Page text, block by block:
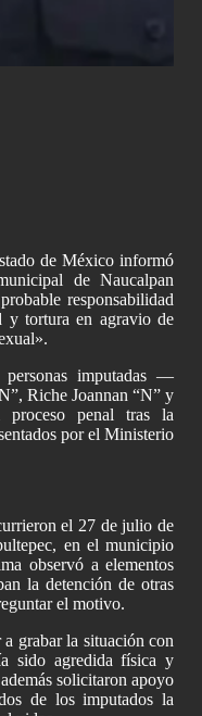
de México informó
de Naucalpan
responsabilidad
y tortura en agravio de
imputadas —
Riche Joannan “N” y
penal tras la
por el Ministerio
el 27 de julio de
en el municipio
observó a elementos
la detención de otras
el motivo.
grabar la situación con
sido agredida física y
solicitaron apoyo
de los imputados la